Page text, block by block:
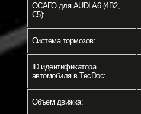
ОСАГО для AUDI A6 (4B2,
C5):
Система тормозов:
ID идентификатора
автомобиля в TecDoc:
Объем движка: